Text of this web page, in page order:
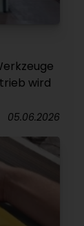
wird
05.06.2026